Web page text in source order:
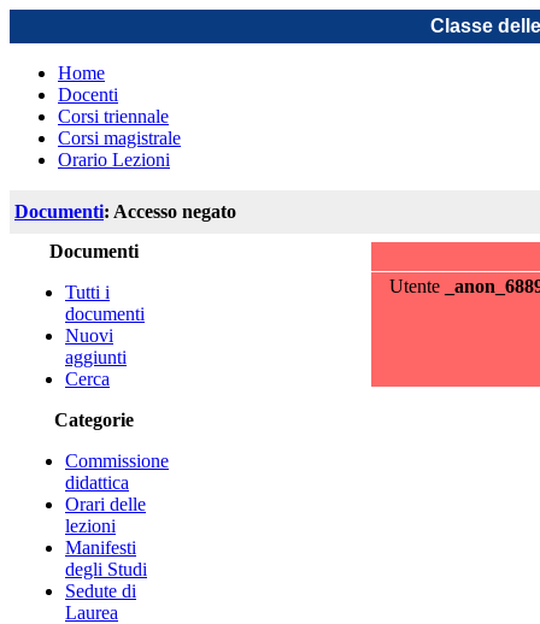
Classe
Home
Docenti
Corsi triennale
Corsi magistrale
Orario Lezioni
Documenti: Accesso negato
Documenti
Tutti i
documenti
Nuovi
aggiunti
Cerca
Categorie
Commissione
didattica
Orari delle
lezioni
Manifesti
degli Studi
Sedute di
Laurea
Utente